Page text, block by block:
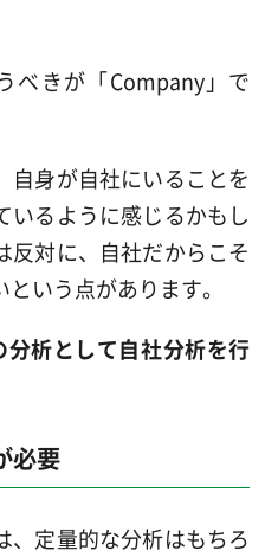
べきが「Company」で
自身が自社にいることを
いるように感じるかもし
反対に、自社だからこそ
いう点があります。
分析として自社分析を行
必要
、定量的な分析はもちろ